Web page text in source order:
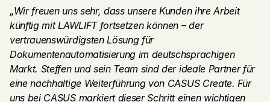
„Wir freuen uns sehr, dass unsere Kunden ihre Arbeit
künftig mit LAWLIFT fortsetzen können – der
vertrauenswürdigsten Lösung für
Dokumentenautomatisierung im deutschsprachigen
Markt. Steffen und sein Team sind der ideale Partner für
eine nachhaltige Weiterführung von CASUS Create. Für
uns bei CASUS markiert dieser Schritt einen wichtigen